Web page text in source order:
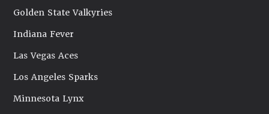
Golden State Valkyries
Indiana Fever
Las Vegas Aces
Los Angeles Sparks
Minnesota Lynx